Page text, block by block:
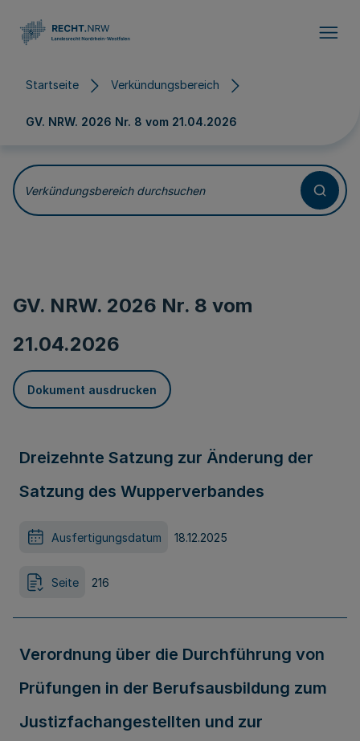
Startseite Verkündungsbereich
GV. NRW. 2026 Nr. 8 vom 21.04.2026
Verkündungsbereich durchsuchen
GV. NRW. 2026 Nr. 8 vom
21.04.2026
Dokument ausdrucken
Dreizehnte Satzung zur Änderung der
Satzung des Wupperverbandes
Ausfertigungsdatum 18.12.2025
Seite 216
Verordnung über die Durchführung von
Prüfungen in der Berufsausbildung zum
Justizfachangestellten und zur